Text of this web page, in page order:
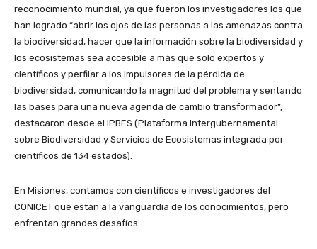
reconocimiento mundial, ya que fueron los investigadores los que
han logrado “abrir los ojos de las personas a las amenazas contra
la biodiversidad, hacer que la información sobre la biodiversidad y
los ecosistemas sea accesible a más que solo expertos y
científicos y perfilar a los impulsores de la pérdida de
biodiversidad, comunicando la magnitud del problema y sentando
las bases para una nueva agenda de cambio transformador”,
destacaron desde el IPBES (Plataforma Intergubernamental
sobre Biodiversidad y Servicios de Ecosistemas integrada por
científicos de 134 estados).
En Misiones, contamos con científicos e investigadores del
CONICET que están a la vanguardia de los conocimientos, pero
enfrentan grandes desafíos.